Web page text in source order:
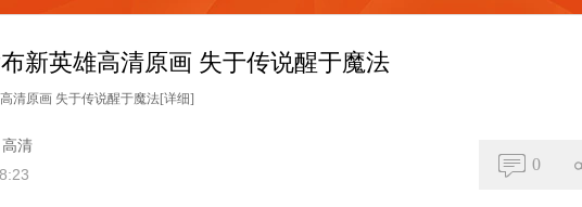
新英雄高清原画 失于传说醒于魔法
清原画 失于传说醒于魔法[详细]
高清
0